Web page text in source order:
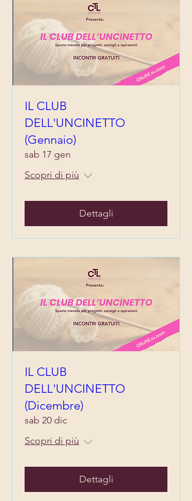
IL CLUB
DELL'UNCINETTO
(Gennaio)
sab 17 gen
Scopri di più
Dettagli
IL CLUB
DELL'UNCINETTO
(Dicembre)
sab 20 dic
Scopri di più
Dettagli